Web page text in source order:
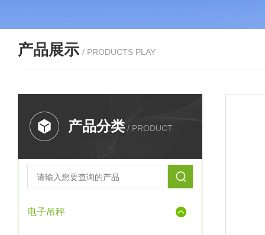
产品展示 / PRODUCTS PLAY
产品分类 / PRODUCT
电子吊秤